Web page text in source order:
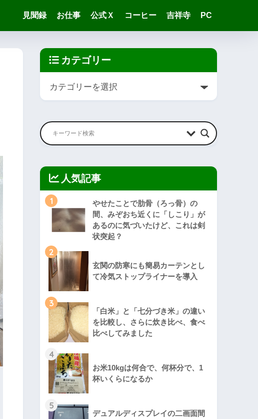
見聞録 お仕事 公式Ｘ コーヒー 吉祥寺 PC
カテゴリー
人気記事
1
やせたことで肋骨（ろっ骨）の
間、みぞおち近くに「しこり」が
あるのに気づいたけど、これは剣
状突起？
2
玄関の防寒にも簡易カーテンとし
て冷気ストップライナーを導入
3
「白米」と「七分づき米」の違い
を比較し、さらに炊き比べ、食べ
比べしてみました
4
お米10kgは何合で、何杯分で、1
杯いくらになるか
5
デュアルディスプレイの二画面間